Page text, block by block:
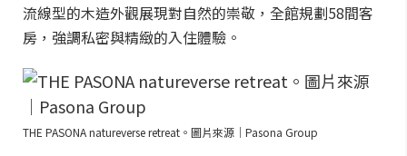
流線型的木造外觀展現對自然的崇敬，全館規劃58間客
房，強調私密與精緻的入住體驗。
THE PASONA natureverse retreat。圖片來源｜Pasona Group